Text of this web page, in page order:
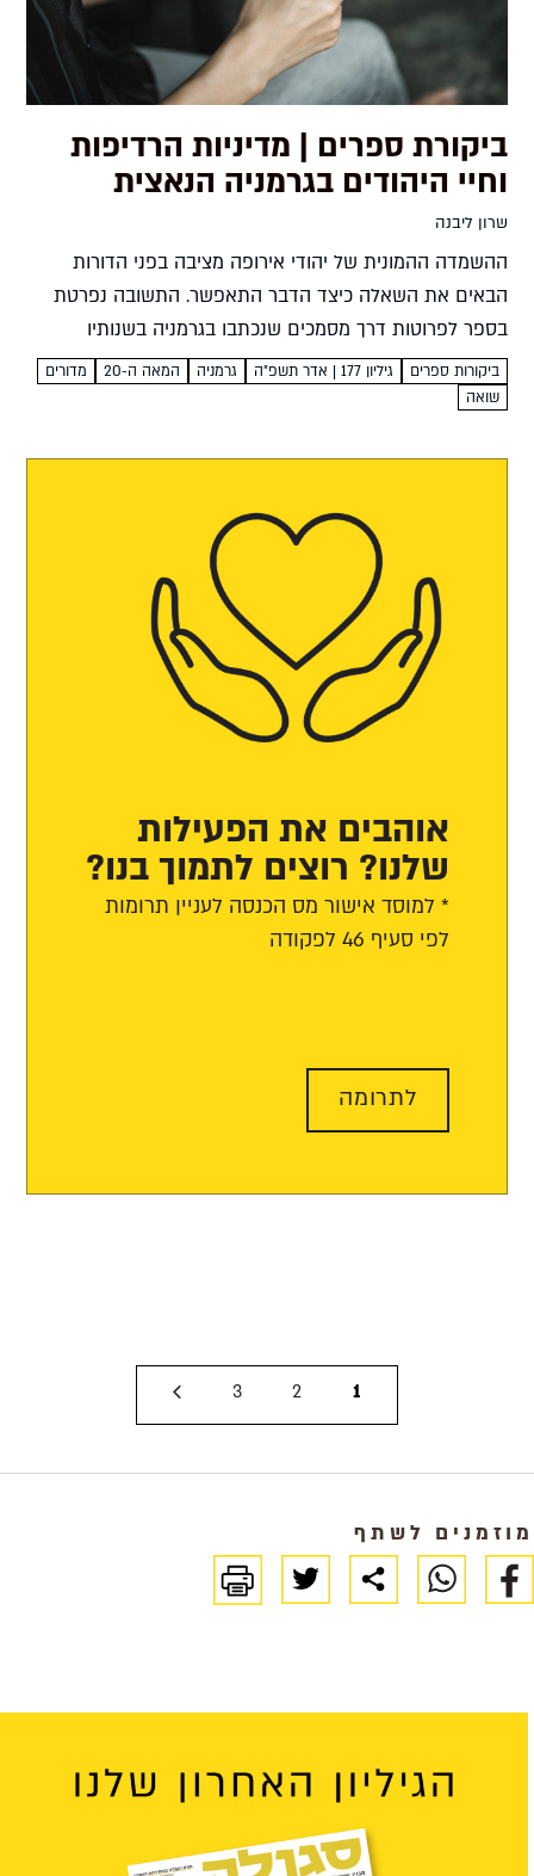
ביקורת ספרים | מדיניות הרדיפות
וחיי היהודים בגרמניה הנאצית
שרון ליבנה
ההשמדה ההמונית של יהודי אירופה מציבה בפני הדורות
הבאים את השאלה כיצד הדבר התאפשר. התשובה נפרטת
בספר לפרוטות דרך מסמכים שנכתבו בגרמניה בשנותיו
הראשונות של השלטון הנאצי, המעידים על השלב הראשון
בהפיכתה של האומה התרבותית...
ביקורות ספרים גיליון 177 | אדר תשפ"ה גרמניה המאה ה-20
מדורים
שואה
אוהבים את הפעילות
שלנו? רוצים לתמוך בנו?
* למוסד אישור מס הכנסה לעניין תרומות
לפי סעיף 46 לפקודה
לתרומה
1
2
3
מוזמנים לשתף